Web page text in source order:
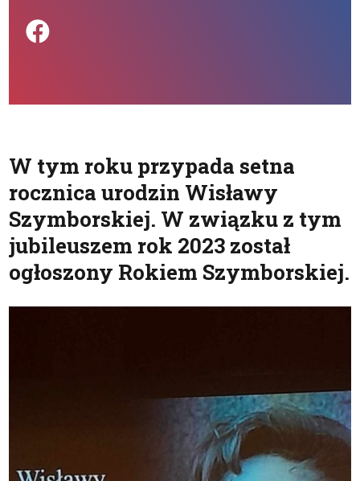
Podziel się na FB
W tym roku przypada setna
rocznica urodzin Wisławy
Szymborskiej. W związku z tym
jubileuszem rok 2023 został
ogłoszony Rokiem Szymborskiej.